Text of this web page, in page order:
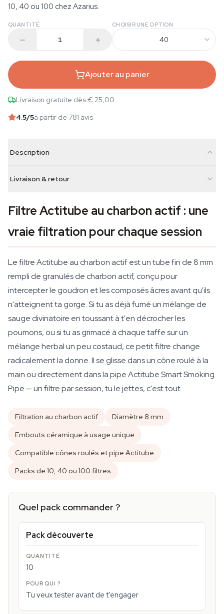
10, 40 ou 100 chez Azarius.
QUANTITÉ CHOISIR UNE OPTION
40
Ajouter au panier
Livraison gratuite dès € 25,00
4.5/5à partir de 781 avis
Description
Livraison & retour
Filtre Actitube au charbon actif : une
vraie filtration pour chaque session
Le filtre Actitube au charbon actif est un tube fin de 8 mm
rempli de granulés de charbon actif, conçu pour
intercepter le goudron et les composés âcres avant qu'ils
n'atteignent ta gorge. Si tu as déjà fumé un mélange de
sauge divinatoire en toussant à t'en décrocher les
poumons, ou si tu as grimacé à chaque taffe sur un
mélange herbal un peu costaud, ce petit filtre change
radicalement la donne. Il se glisse dans un cône roulé à la
main ou directement dans la pipe Actitube Smart Smoking
Pipe — un filtre par session, tu le jettes, c'est tout.
Filtration au charbon actif
Diamètre 8 mm
Embouts céramique à usage unique
Compatible cônes roulés et pipe Actitube
Packs de 10, 40 ou 100 filtres
Quel pack commander ?
Pack découverte
10
Tu veux tester avant de t'engager